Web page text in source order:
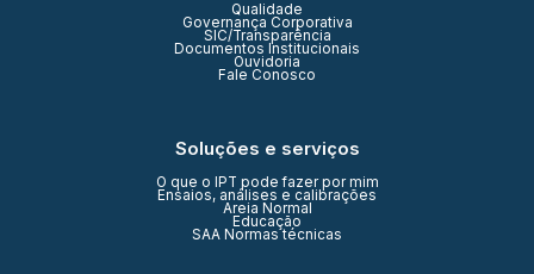
Qualidade
Governança Corporativa
SIC/Transparência
Documentos Institucionais
Ouvidoria
Fale Conosco
Soluções e serviços
O que o IPT pode fazer por mim
Ensaios, análises e calibrações
Areia Normal
Educação
SAA Normas técnicas